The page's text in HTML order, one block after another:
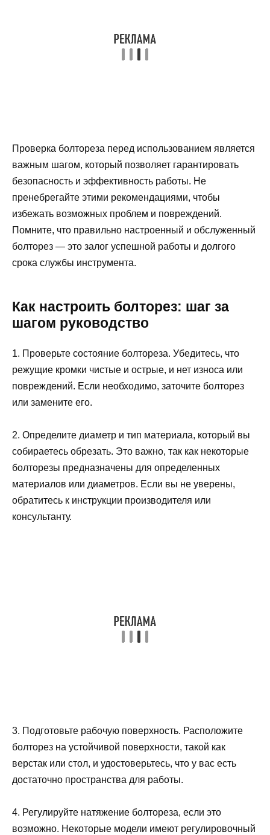
Проверка болтореза перед использованием является
важным шагом, который позволяет гарантировать
безопасность и эффективность работы. Не
пренебрегайте этими рекомендациями, чтобы
избежать возможных проблем и повреждений.
Помните, что правильно настроенный и обслуженный
болторез — это залог успешной работы и долгого
срока службы инструмента.
Как настроить болторез: шаг за
шагом руководство
1. Проверьте состояние болтореза. Убедитесь, что
режущие кромки чистые и острые, и нет износа или
повреждений. Если необходимо, заточите болторез
или замените его.
2. Определите диаметр и тип материала, который вы
собираетесь обрезать. Это важно, так как некоторые
болторезы предназначены для определенных
материалов или диаметров. Если вы не уверены,
обратитесь к инструкции производителя или
консультанту.
3. Подготовьте рабочую поверхность. Расположите
болторез на устойчивой поверхности, такой как
верстак или стол, и удостоверьтесь, что у вас есть
достаточно пространства для работы.
4. Регулируйте натяжение болтореза, если это
возможно. Некоторые модели имеют регулировочный